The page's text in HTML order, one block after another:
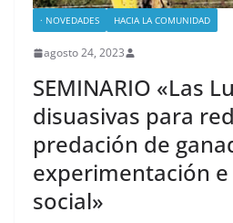
· NOVEDADES HACIA LA COMUNIDAD
agosto 24, 2023
SEMINARIO «Las
disuasivas para
predación de
experimentación
social»